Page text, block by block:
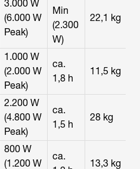
3.000 W
(6.000 W
Peak)
Min
(2.300
W)
22,1 kg
1.000 W
(2.000 W
Peak)
ca.
1,8 h
11,5 kg
2.200 W
(4.800 W
Peak)
ca.
1,5 h
28 kg
800 W
(1.200 W
ca.
13,3 kg